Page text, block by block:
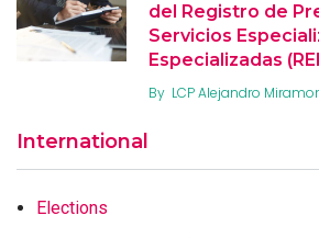
del Registro de
Servicios
Especializadas
By LCP Alejandro
International
Elections